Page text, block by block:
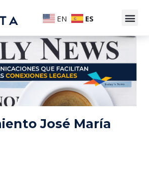
EN ES
José María